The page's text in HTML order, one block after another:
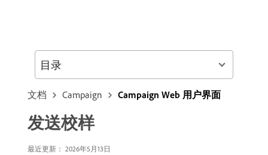
文档 Campaign Campaign Web 用户界面
发送校样
最近更新： 2026年5月13日
目录